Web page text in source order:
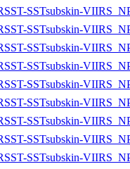
SSTsubskin-
SSTsubskin-
SSTsubskin-
SSTsubskin-
SSTsubskin-
SSTsubskin-
SSTsubskin-
SSTsubskin-
SSTsubskin-